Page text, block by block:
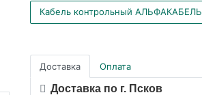
Кабель контрольный АЛЬФАКАБЕЛЬ
Доставка Оплата
Доставка по г. Псков